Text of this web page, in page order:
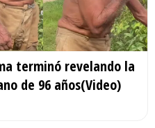
terminó revelando la
de 96 años(Video)